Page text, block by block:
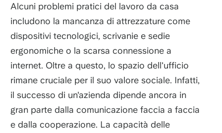
Alcuni problemi pratici del lavoro da casa
includono la mancanza di attrezzature come
dispositivi tecnologici, scrivanie e sedie
ergonomiche o la scarsa connessione a
internet. Oltre a questo, lo spazio dell'ufficio
rimane cruciale per il suo valore sociale. Infatti,
il successo di un'azienda dipende ancora in
gran parte dalla comunicazione faccia a faccia
e dalla cooperazione. La capacità delle